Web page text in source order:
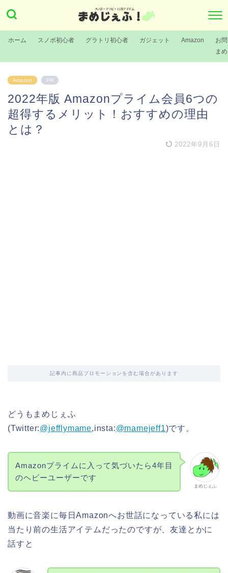
ホーム スノボ初心者 グラトリ初心者 ガジェット Amazon
お
ま
Amazon PR
2022年版 Amazonプライム会員6つの
超得するメリット！おすすめの理由
とは？
2022年9月6日
記事内に商品プロモーションを含む場合があります
どうもまめじぇふ
(Twitter:@jefflymame,insta:@mamejeff1)です。
まめじぇふ
Amazonプライムに入って気づいたら4年目
のヘビーユーザーです
動画に音楽に毎日Amazonへお世話になっている私には
当たり前の生活アイテムだったのですが、友達とかに
話すと